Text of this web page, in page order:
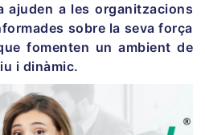
ajuden a les organitzacions
sobre la seva força
fomenten un ambient de
i dinàmic.